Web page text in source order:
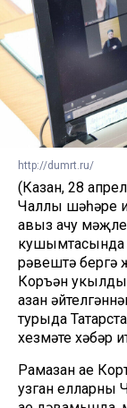
http://dumrt.ru/
(Казан, 28
Чаллы шәһәре
авыз ачу
кушымтасында
рәвештә бергә
Коръән
азан
турыда
хезмәте хәбәр
Рамазан ае
узган елларны